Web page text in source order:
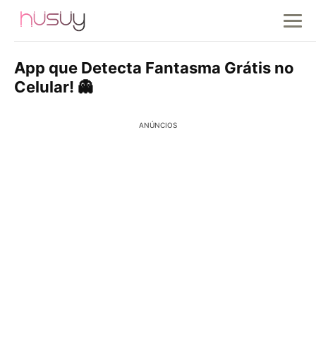
App que Detecta Fantasma Grátis no
Celular! 👻
ANÚNCIOS